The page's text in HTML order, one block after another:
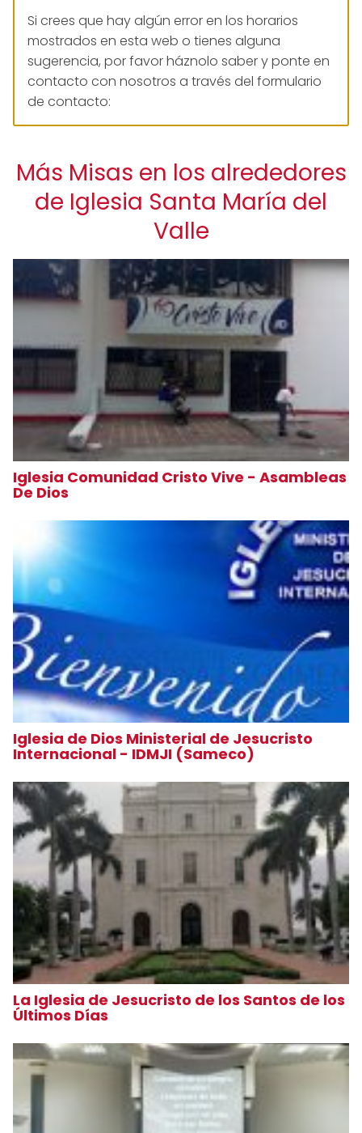
Si crees que hay algún error en los horarios
mostrados en esta web o tienes alguna
sugerencia, por favor háznolo saber y ponte en
contacto con nosotros a través del formulario
de contacto:
Más Misas en los alrededores
de Iglesia Santa María del
Valle
Iglesia Comunidad Cristo Vive - Asambleas
De Dios
Iglesia de Dios Ministerial de Jesucristo
Internacional - IDMJI (Sameco)
La Iglesia de Jesucristo de los Santos de los
Últimos Días